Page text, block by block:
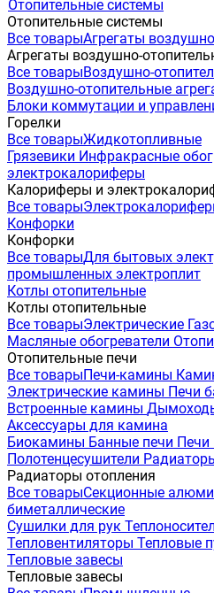
Отопительные системы
Отопительные системы
Все товарыАгрегаты
Агрегаты воздушно-
Все товарыВоздушно-
Воздушно-отопительные
Блоки коммутации и
Горелки
Все товарыЖидкотопливные
Грязевики Инфракрасные
электрокалориферы
Калориферы и
Все товары
Конфорки
Конфорки
Все товарыДля бытовых
промышленных электроплит
Котлы отопительные
Котлы отопительные
Все товарыЭлектрические
Масляные обогреватели
Отопительные печи
Все товарыПечи-камины
Электрические камины Печи
Встроенные камины
Аксессуары для камина
Биокамины Банные печи Печи
Полотенцесушители
Радиаторы отопления
Все товарыСекционные
биметаллические
Сушилки для рук
Тепловентиляторы Тепловые
Тепловые завесы
Тепловые завесы